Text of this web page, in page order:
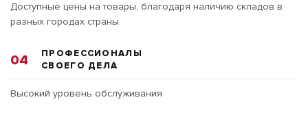
Доступные цены на товары, благодаря наличию складов в
разных городах страны.
04
ПРОФЕССИОНАЛЫ
СВОЕГО ДЕЛА
Высокий уровень обслуживания